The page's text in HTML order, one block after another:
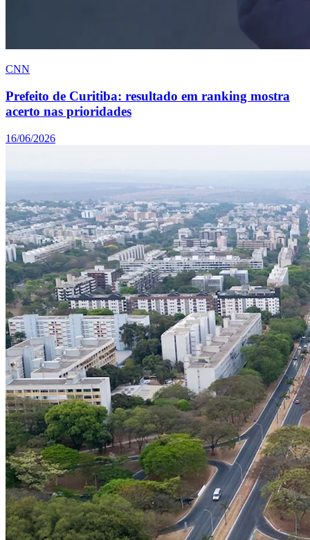
CNN
Prefeito de Curitiba: resultado em ranking mostra
acerto nas prioridades
16/06/2026